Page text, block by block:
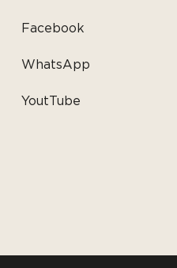
Facebook
WhatsApp
YoutTube